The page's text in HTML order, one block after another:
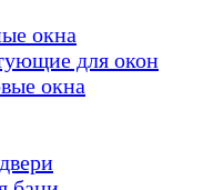
окна
для окон
окна